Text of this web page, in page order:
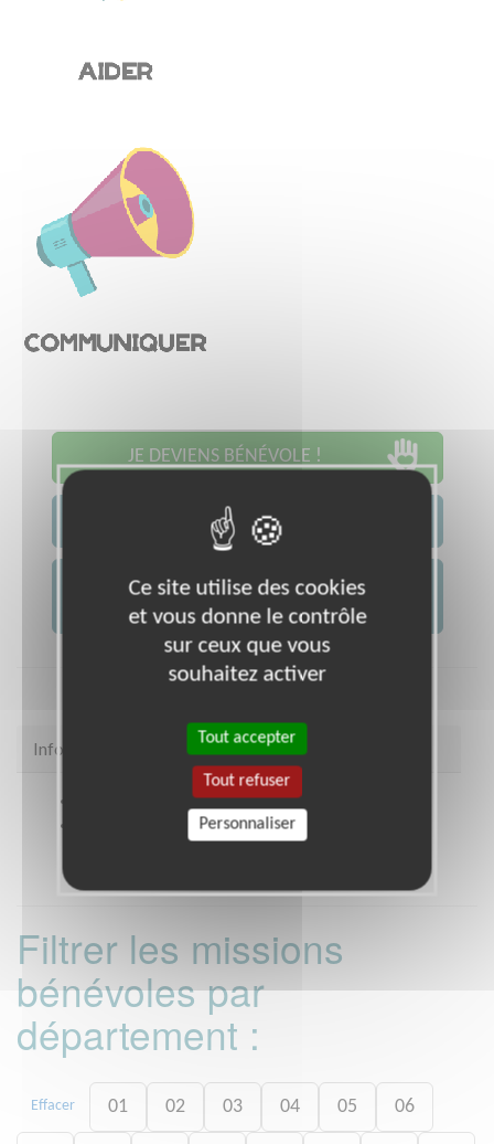
JE DEVIENS BÉNÉVOLE !
JE CONTACTE L'ASSOCIATION
JE FAIS UN DON À
AFM -...
Infos pratiques
coordination.telethon.fr/coo/059H/
38 rue d'Hirson DOUAI (59500)
Filtrer les missions
bénévoles par
département :
Effacer 01 02 03 04 05 06
Ce site utilise des cookies
et vous donne le contrôle
sur ceux que vous
souhaitez activer
Tout accepter
Tout refuser
Personnaliser